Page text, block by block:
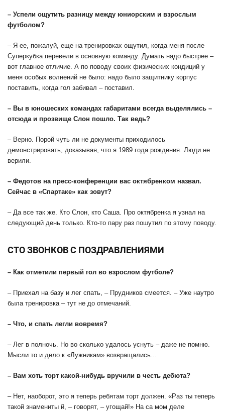
– Успели ощутить разницу между юниорским и взрослым
футболом?
– Я ее, пожалуй, еще на тренировках ощутил, когда меня после
Суперкубка перевели в основную команду. Думать надо быстрее –
вот главное отличие. А по поводу своих физических кондиций у
меня особых волнений не было: надо было защитнику корпус
поставить, когда гол забивал – поставил.
– Вы в юношеских командах габаритами всегда выделялись –
отсюда и прозвище Слон пошло. Так ведь?
– Верно. Порой чуть ли не документы приходилось
демонстрировать, доказывая, что я 1989 года рождения. Люди не
верили.
– Федотов на пресс-конференции вас октябренком назвал.
Сейчас в «Спартаке» как зовут?
– Да все так же. Кто Слон, кто Саша. Про октябренка я узнал на
следующий день только. Кто-то пару раз пошутил по этому поводу.
СТО ЗВОНКОВ С ПОЗДРАВЛЕНИЯМИ
– Как отметили первый гол во взрослом футболе?
– Приехал на базу и лег спать, – Прудников смеется. – Уже наутро
была тренировка – тут не до отмечаний.
– Что, и спать легли вовремя?
– Лег в полночь. Но во сколько удалось уснуть – даже не помню.
Мысли то и дело к «Лужникам» возвращались...
– Вам хоть торт какой-нибудь вручили в честь дебюта?
– Нет, наоборот, это я теперь ребятам торт должен. «Раз ты теперь
такой знамениты й, – говорят, – угощай!» На са мом деле